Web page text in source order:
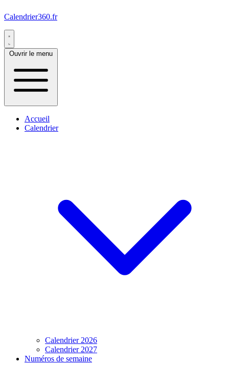
Calendrier360.fr
Ouvrir le menu
Accueil
Calendrier
Calendrier 2026
Calendrier 2027
Numéros de semaine